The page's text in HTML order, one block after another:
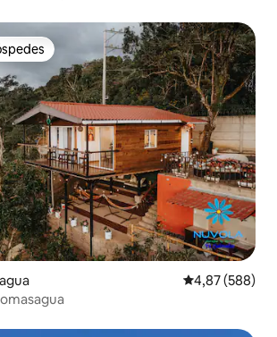
4,87 de uma
4,87 (588)